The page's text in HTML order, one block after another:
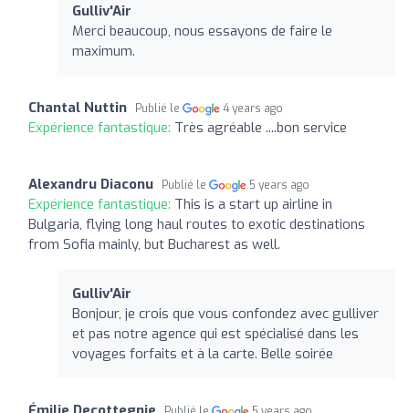
Gulliv'Air
Merci beaucoup, nous essayons de faire le
maximum.
Chantal Nuttin Publié le 4 years ago
Expérience fantastique: Très agréable ....bon service
Alexandru Diaconu Publié le 5 years ago
Expérience fantastique: This is a start up airline in
Bulgaria, flying long haul routes to exotic destinations
from Sofia mainly, but Bucharest as well.
Gulliv'Air
Bonjour, je crois que vous confondez avec gulliver
et pas notre agence qui est spécialisé dans les
voyages forfaits et à la carte. Belle soirée